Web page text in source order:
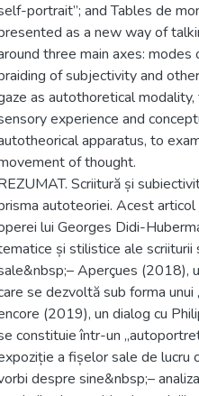
portrait”; and Tables de
as a new way of
three main axes:
of subjectivity and
as autothoretical
experience and
apparatus, to
of thought.
Scriitură și
autoteoriei. Acest
lui Georges Didi-
și stilistice ale scriiturii
Aperçues (2018),
se dezvoltă sub forma
(2019), un dialog cu
constituie într-un
a fișelor sale de lucru
despre sine&nbsp;–